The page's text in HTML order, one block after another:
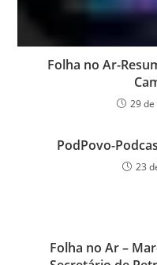
Folha no Ar-
29
PodPovo-
23
Folha no Ar –